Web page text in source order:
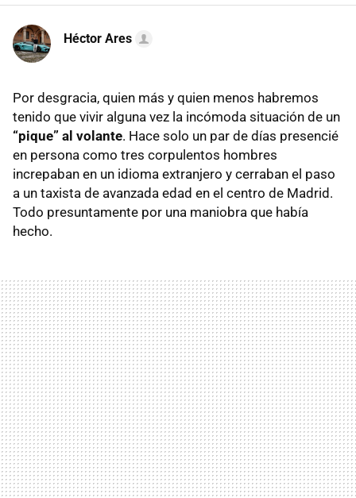
Héctor Ares
Por desgracia, quien más y quien menos habremos
tenido que vivir alguna vez la incómoda situación de un
“pique” al volante. Hace solo un par de días presencié
en persona como tres corpulentos hombres
increpaban en un idioma extranjero y cerraban el paso
a un taxista de avanzada edad en el centro de Madrid.
Todo presuntamente por una maniobra que había
hecho.